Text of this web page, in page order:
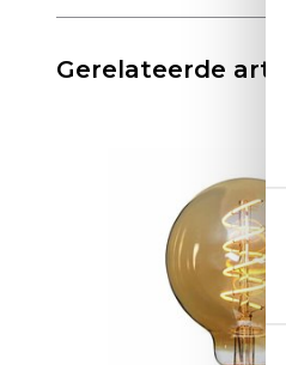
Gerelateerde